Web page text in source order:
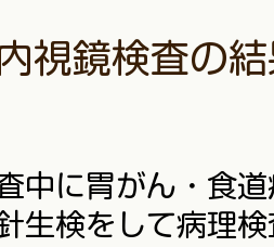
内視鏡検査の
中に胃がん・食道
生検をして病理